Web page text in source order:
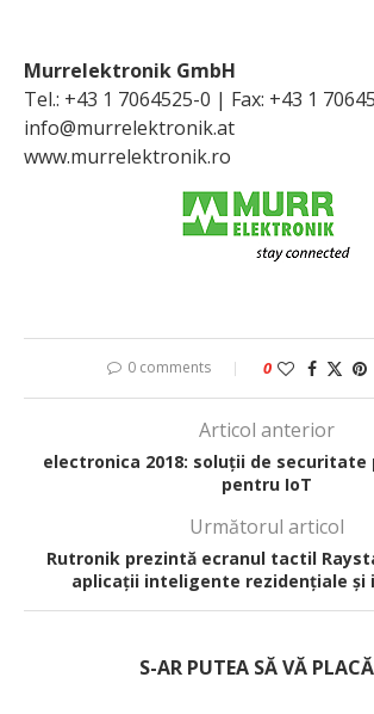
Murrelektronik GmbH
Tel.: +43 1 7064525-0 | Fax: +43 1
info@murrelektronik.at
www.murrelektronik.ro
0 comments 0
Articol anterior
electronica 2018: soluții de securitate
pentru IoT
Următorul articol
Rutronik prezintă ecranul tactil
aplicații inteligente rezidențiale și
S-AR PUTEA SĂ VĂ